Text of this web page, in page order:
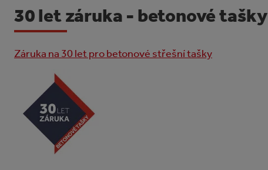
30 let záruka - betonové tašky
Záruka na 30 let pro betonové střešní tašky